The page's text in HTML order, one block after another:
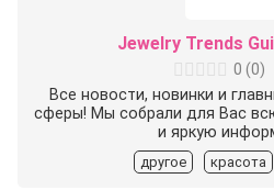
Jewelry Trends
0 (0)
Все новости, новинки и
сферы! Мы собрали для Вас
и яркую
другое красота